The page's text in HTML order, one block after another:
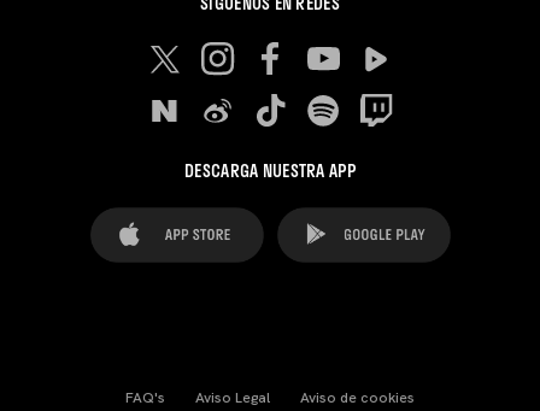
DESCARGA NUESTRA APP
FAQ's Aviso Legal Aviso de cookies